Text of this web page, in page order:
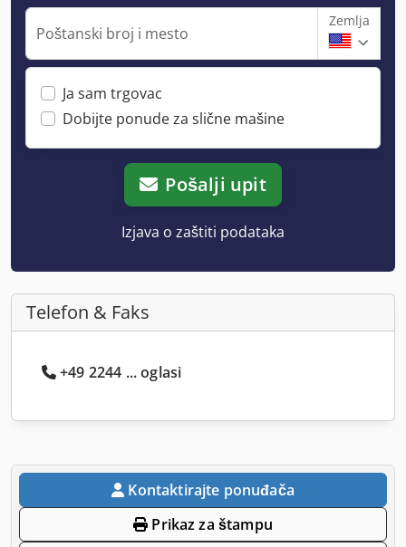
Poštanski broj i mesto
Zemlja
Ja sam trgovac
Dobijte ponude za slične mašine
Pošalji upit
Izjava o zaštiti podataka
Telefon & Faks
+49 2244 ... oglasi
Kontaktirajte ponuđača
Prikaz za štampu